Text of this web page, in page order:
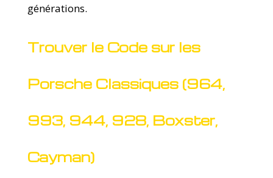
générations.
Trouver le Code sur les
Porsche Classiques (964,
993, 944, 928, Boxster,
Cayman)